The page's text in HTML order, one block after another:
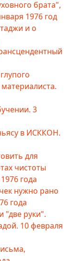
брата",
1976 год
и о
3
в ИСККОН.
для
чистоты
года
нужно рано
года
"две руки".
10 февраля